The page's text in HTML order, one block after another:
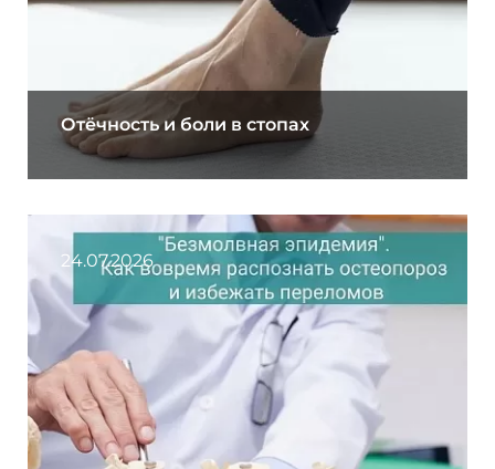
Отёчность и боли в стопах
24.07.2026